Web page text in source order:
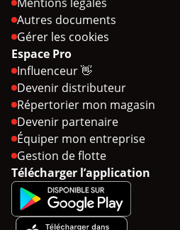
Mentions légales
Autres documents
Gérer les cookies
Espace Pro
Influenceur 👋
Devenir distributeur
Répertorier mon magasin
Devenir partenaire
Équiper mon entreprise
Gestion de flotte
Télécharger l’application